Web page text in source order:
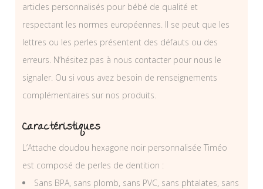
articles personnalisés pour bébé de qualité et
respectant les normes européennes. Il se peut que les
lettres ou les perles présentent des défauts ou des
erreurs. N’hésitez pas à nous contacter pour nous le
signaler. Ou si vous avez besoin de renseignements
complémentaires sur nos produits.
Caractéristiques
L’Attache doudou hexagone noir personnalisée Timéo
est composé de perles de dentition :
Sans BPA, sans plomb, sans PVC, sans phtalates, sans